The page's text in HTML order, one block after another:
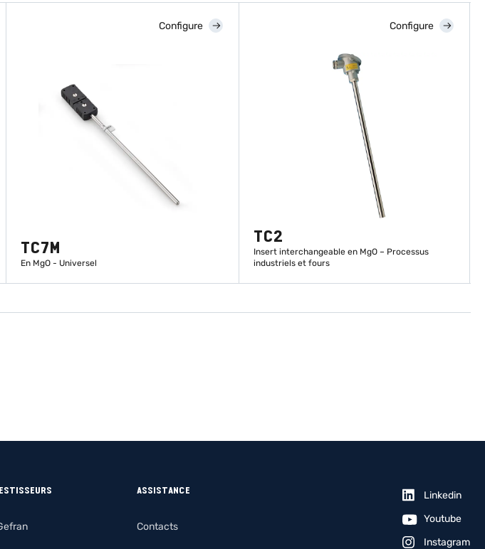
Configure
TC7M
En MgO - Universel
EN SAVOIR PLUS
Configure
TC2
Insert interchangeable en MgO – Processus
industriels et fours
EN SAVOIR PLUS
ASSISTANCE
Contacts
Linkedin
Youtube
Instagram